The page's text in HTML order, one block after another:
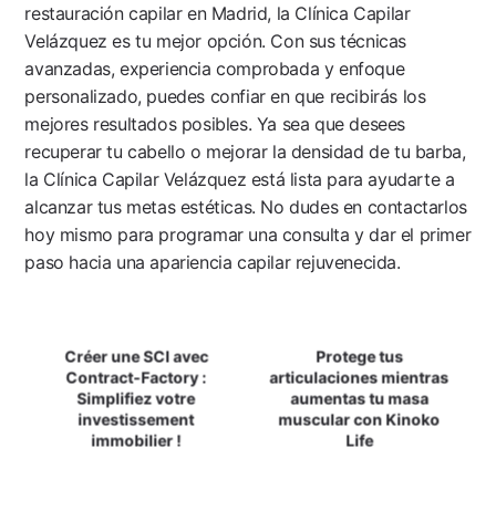
restauración capilar en Madrid, la Clínica Capilar
Velázquez es tu mejor opción. Con sus técnicas
avanzadas, experiencia comprobada y enfoque
personalizado, puedes confiar en que recibirás los
mejores resultados posibles. Ya sea que desees
recuperar tu cabello o mejorar la densidad de tu barba,
la Clínica Capilar Velázquez está lista para ayudarte a
alcanzar tus metas estéticas. No dudes en contactarlos
hoy mismo para programar una consulta y dar el primer
paso hacia una apariencia capilar rejuvenecida.
Navegación
Entradas
Créer une SCI avec
Contract-Factory :
Simplifiez votre
investissement
immobilier !
Protege tus
articulaciones mientras
aumentas tu masa
muscular con Kinoko
Life